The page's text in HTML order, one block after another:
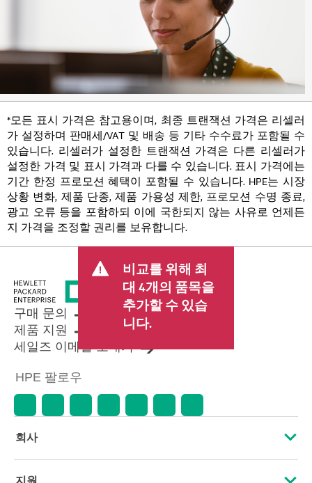
*모든 표시 가격은 참고용이며, 최종 트랜잭션 가격은 리셀러
가 설정하며 판매세/VAT 및 배송 등 기타 수수료가 포함될 수
있습니다. 리셀러가 설정한 트랜잭션 가격은 다른 리셀러가
설정한 가격 및 표시 가격과 다를 수 있습니다. 표시 가격에는
기간 한정 프로모션 혜택이 포함될 수 있습니다. HPE는 시장
상황 변화, 제품 단종, 제품 가용성 제한, 프로모션 수명 종료,
광고 오류 등을 포함하되 이에 국한되지 않는 사유로 언제든
지 가격을 조정할 권리를 보유합니다.
비교를 위해 최
대 4개의 품목을
추가할 수 있습
니다.
구매 문의
제품 지원
세일즈 이메일 보내기
HPE 팔로우
회사
HPE 소개
지원